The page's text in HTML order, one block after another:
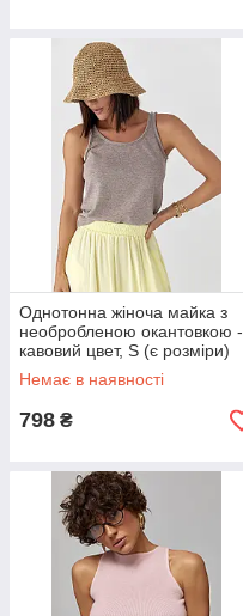
Однотонна жіноча майка з
необробленою окантовкою -
кавовий цвет, S (є розміри)
Немає в наявності
798 ₴